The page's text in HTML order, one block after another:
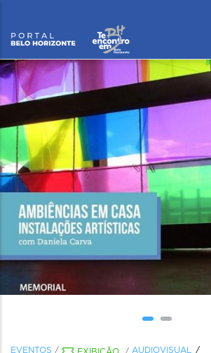
EVENTOS /
AUDIOVISUAL